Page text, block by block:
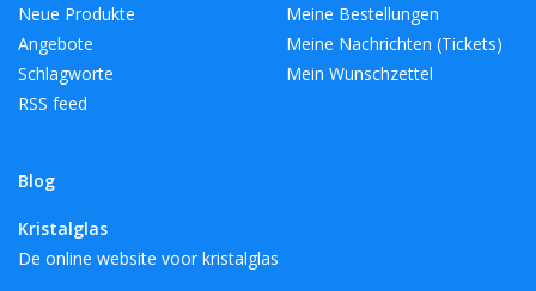
Neue Produkte
Angebote
Schlagworte
RSS feed
Blog
Meine Bestellungen
Meine Nachrichten (Tickets)
Mein Wunschzettel
Kristalglas
De online website voor kristalglas